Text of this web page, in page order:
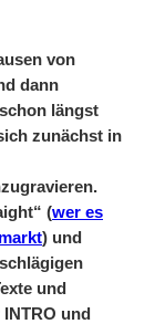
von
dann
längst
zunächst in
(wer es
) und
und
und